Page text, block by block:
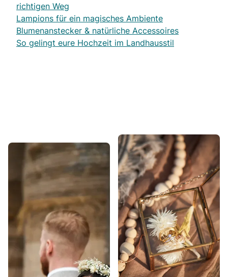
richtigen Weg
Lampions für ein magisches Ambiente
Blumenanstecker & natürliche Accessoires
So gelingt eure Hochzeit im Landhausstil